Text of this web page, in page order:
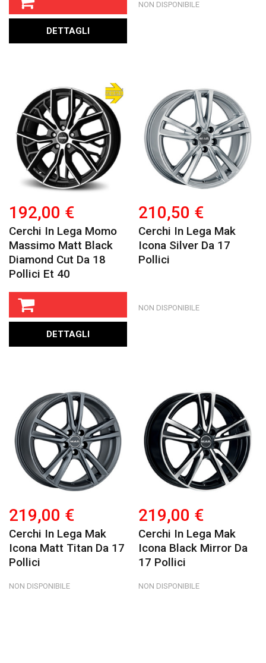
DETTAGLI
NON DISPONIBILE
192,00 €
Cerchi In Lega Momo
Massimo Matt Black
Diamond Cut Da 18
Pollici Et 40
DETTAGLI
210,50 €
Cerchi In Lega Mak
Icona Silver Da 17
Pollici
NON DISPONIBILE
219,00 €
Cerchi In Lega Mak
Icona Matt Titan Da 17
Pollici
NON DISPONIBILE
219,00 €
Cerchi In Lega Mak
Icona Black Mirror Da
17 Pollici
NON DISPONIBILE